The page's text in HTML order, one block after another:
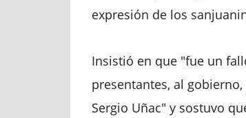
expresión de los
Insistió en que "fue un
presentantes, al
Sergio Uñac" y sostuvo